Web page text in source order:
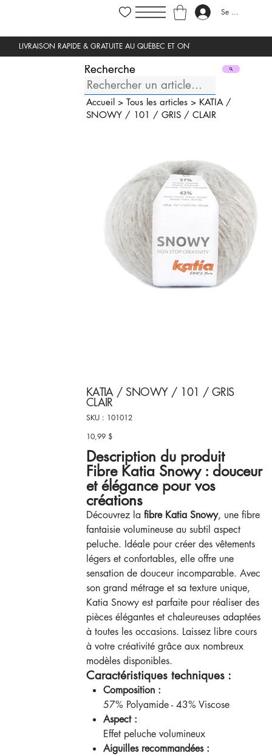
Se connecter
Recherche
Accueil> Tous les articles> KATIA /
SNOWY / 101 / GRIS / CLAIR
KATIA / SNOWY / 101 / GRIS
CLAIR
SKU :
SKU
101012
101012
Prix
10,99 $
Description du produit
Fibre Katia Snowy : douceur
et élégance pour vos
créations
Découvrez la fibre Katia Snowy, une fibre
fantaisie volumineuse au subtil aspect
peluche. Idéale pour créer des vêtements
légers et confortables, elle offre une
sensation de douceur incomparable. Avec
son grand métrage et sa texture unique,
Katia Snowy est parfaite pour réaliser des
pièces élégantes et chaleureuses adaptées
à toutes les occasions. Laissez libre cours
à votre créativité grâce aux nombreux
modèles disponibles.
Caractéristiques techniques :
Composition :
57% Polyamide - 43% Viscose
Aspect :
Effet peluche volumineux
Aiguilles recommandées :